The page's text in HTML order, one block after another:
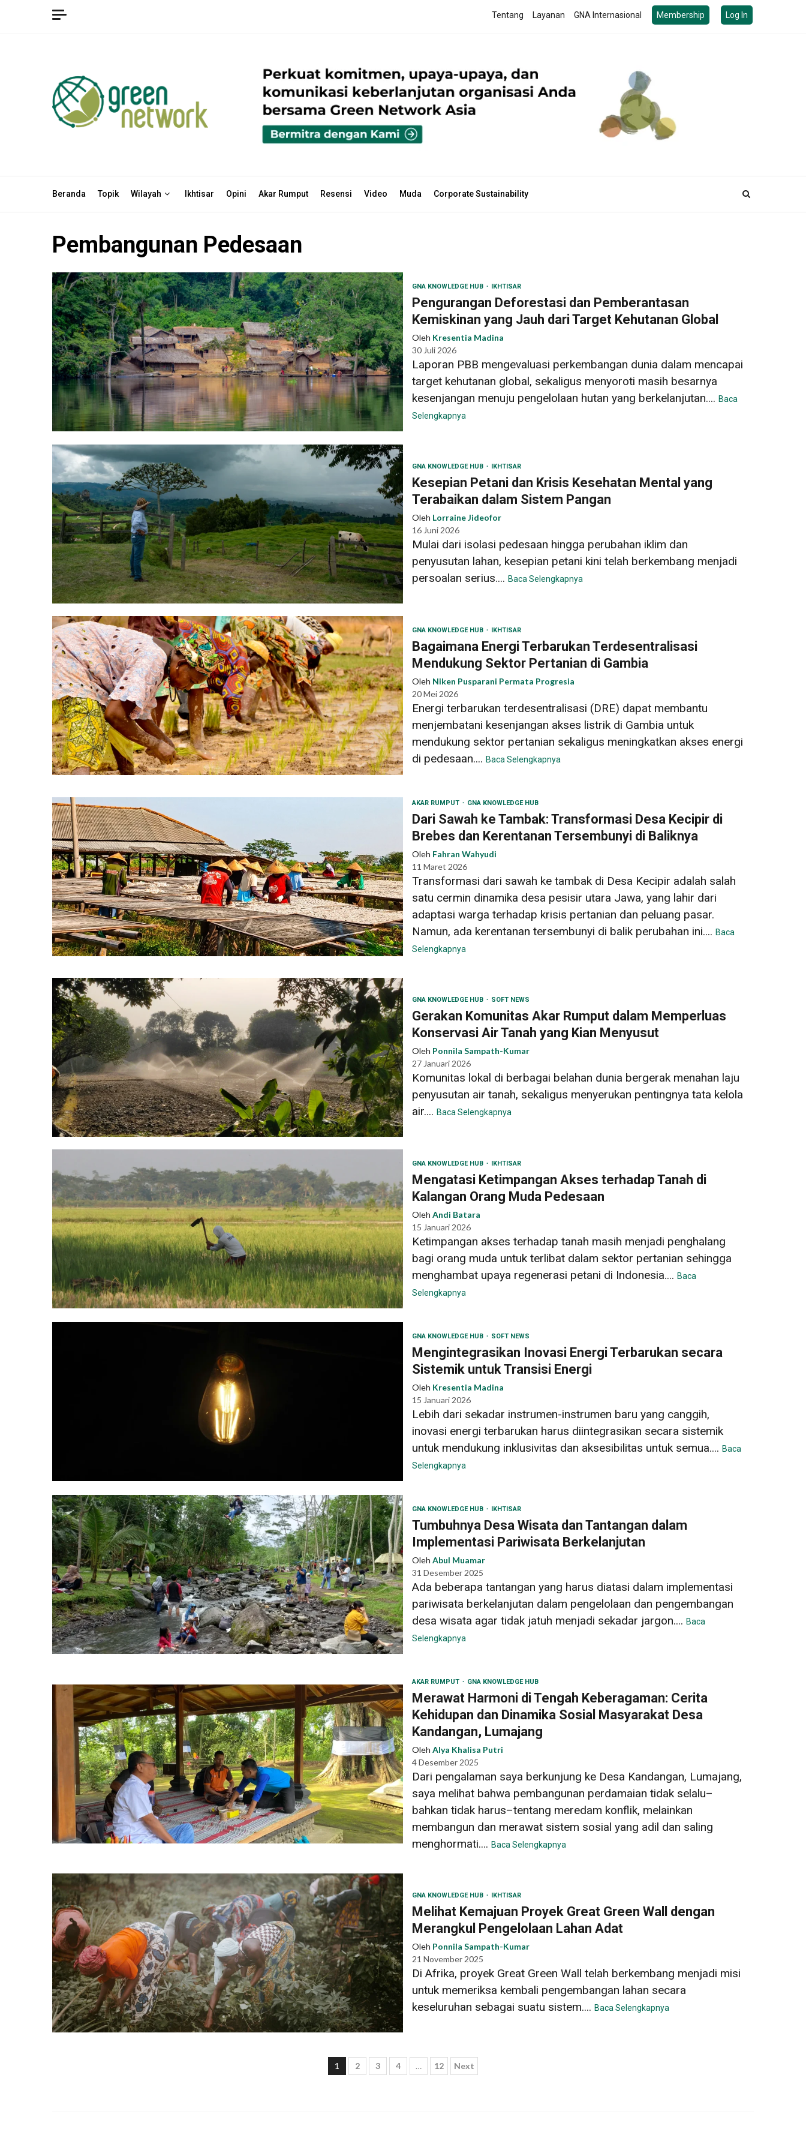
Tentang Layanan GNA Internasional Membership Log In
Beranda Topik Wilayah Ikhtisar Opini Akar Rumput Resensi Video Muda Corporate Sustainability
Pembangunan Pedesaan
GNA KNOWLEDGE HUB IKHTISAR
Pengurangan Deforestasi dan Pemberantasan
Kemiskinan yang Jauh dari Target Kehutanan Global
Oleh Kresentia Madina
30 Juli 2026
Laporan PBB mengevaluasi perkembangan dunia dalam mencapai
target kehutanan global, sekaligus menyoroti masih besarnya
kesenjangan menuju pengelolaan hutan yang berkelanjutan.... Baca
Selengkapnya
GNA KNOWLEDGE HUB IKHTISAR
Kesepian Petani dan Krisis Kesehatan Mental yang
Terabaikan dalam Sistem Pangan
Oleh Lorraine Jideofor
16 Juni 2026
Mulai dari isolasi pedesaan hingga perubahan iklim dan
penyusutan lahan, kesepian petani kini telah berkembang menjadi
persoalan serius.... Baca Selengkapnya
GNA KNOWLEDGE HUB IKHTISAR
Bagaimana Energi Terbarukan Terdesentralisasi
Mendukung Sektor Pertanian di Gambia
Oleh Niken Pusparani Permata Progresia
20 Mei 2026
Energi terbarukan terdesentralisasi (DRE) dapat membantu
menjembatani kesenjangan akses listrik di Gambia untuk
mendukung sektor pertanian sekaligus meningkatkan akses energi
di pedesaan.... Baca Selengkapnya
AKAR RUMPUT GNA KNOWLEDGE HUB
Dari Sawah ke Tambak: Transformasi Desa Kecipir di
Brebes dan Kerentanan Tersembunyi di Baliknya
Oleh Fahran Wahyudi
11 Maret 2026
Transformasi dari sawah ke tambak di Desa Kecipir adalah salah
satu cermin dinamika desa pesisir utara Jawa, yang lahir dari
adaptasi warga terhadap krisis pertanian dan peluang pasar.
Namun, ada kerentanan tersembunyi di balik perubahan ini.... Baca
Selengkapnya
GNA KNOWLEDGE HUB SOFT NEWS
Gerakan Komunitas Akar Rumput dalam Memperluas
Konservasi Air Tanah yang Kian Menyusut
Oleh Ponnila Sampath-Kumar
27 Januari 2026
Komunitas lokal di berbagai belahan dunia bergerak menahan laju
penyusutan air tanah, sekaligus menyerukan pentingnya tata kelola
air.... Baca Selengkapnya
GNA KNOWLEDGE HUB IKHTISAR
Mengatasi Ketimpangan Akses terhadap Tanah di
Kalangan Orang Muda Pedesaan
Oleh Andi Batara
15 Januari 2026
Ketimpangan akses terhadap tanah masih menjadi penghalang
bagi orang muda untuk terlibat dalam sektor pertanian sehingga
menghambat upaya regenerasi petani di Indonesia.... Baca
Selengkapnya
GNA KNOWLEDGE HUB SOFT NEWS
Mengintegrasikan Inovasi Energi Terbarukan secara
Sistemik untuk Transisi Energi
Oleh Kresentia Madina
15 Januari 2026
Lebih dari sekadar instrumen-instrumen baru yang canggih,
inovasi energi terbarukan harus diintegrasikan secara sistemik
untuk mendukung inklusivitas dan aksesibilitas untuk semua.... Baca
Selengkapnya
GNA KNOWLEDGE HUB IKHTISAR
Tumbuhnya Desa Wisata dan Tantangan dalam
Implementasi Pariwisata Berkelanjutan
Oleh Abul Muamar
31 Desember 2025
Ada beberapa tantangan yang harus diatasi dalam implementasi
pariwisata berkelanjutan dalam pengelolaan dan pengembangan
desa wisata agar tidak jatuh menjadi sekadar jargon.... Baca
Selengkapnya
AKAR RUMPUT GNA KNOWLEDGE HUB
Merawat Harmoni di Tengah Keberagaman: Cerita
Kehidupan dan Dinamika Sosial Masyarakat Desa
Kandangan, Lumajang
Oleh Alya Khalisa Putri
4 Desember 2025
Dari pengalaman saya berkunjung ke Desa Kandangan, Lumajang,
saya melihat bahwa pembangunan perdamaian tidak selalu–
bahkan tidak harus–tentang meredam konflik, melainkan
membangun dan merawat sistem sosial yang adil dan saling
menghormati.... Baca Selengkapnya
GNA KNOWLEDGE HUB IKHTISAR
Melihat Kemajuan Proyek Great Green Wall dengan
Merangkul Pengelolaan Lahan Adat
Oleh Ponnila Sampath-Kumar
21 November 2025
Di Afrika, proyek Great Green Wall telah berkembang menjadi misi
untuk memeriksa kembali pengembangan lahan secara
keseluruhan sebagai suatu sistem.... Baca Selengkapnya
Paginasi
1 2 3 4 … 12 Next